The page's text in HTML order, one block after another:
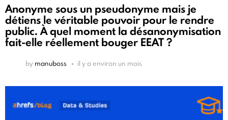
Anonyme sous un pseudonyme mais je
détiens le véritable pouvoir pour le rendre
public. À quel moment la désanonymisation
fait-elle réellement bouger EEAT ?
by manuboss il y a environ un mois